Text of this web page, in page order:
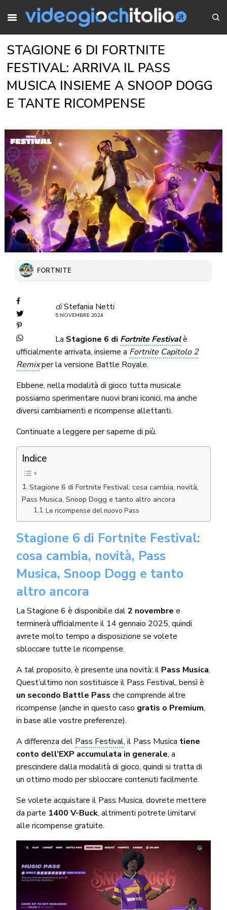
STAGIONE 6 DI FORTNITE
FESTIVAL: ARRIVA IL PASS
MUSICA INSIEME A SNOOP DOGG
E TANTE RICOMPENSE
FORTNITE
diStefania Netti
5 NOVEMBRE 2024
La Stagione 6 di Fortnite Festivalè
ufficialmente arrivata, insieme a Fortnite Capitolo 2
Remixper la versione Battle Royale.
Ebbene, nella modalità di gioco tutta musicale
possiamo sperimentare nuovi brani iconici, ma anche
diversi cambiamenti e ricompense allettanti.
Continuate a leggere per saperne di più.
Indice
Stagione 6 di Fortnite Festival: cosa cambia, novità,
Pass Musica, Snoop Dogg e tanto altro ancora
Le ricompense del nuovo Pass
Stagione 6 di Fortnite Festival:
cosa cambia, novità, Pass
Musica, Snoop Dogg e tanto
altro ancora
La Stagione 6 è disponibile dal2 novembre e
terminerà ufficialmente il 14 gennaio 2025, quindi
avrete molto tempo a disposizione se volete
sbloccare tutte le ricompense.
A tal proposito, è presente una novità: il Pass Musica.
Quest’ultimo non sostituisce il Pass Festival, bensì è
un secondo Battle Pass che comprende altre
ricompense (anche in questo caso gratis o Premium,
in base alle vostre preferenze).
A differenza del Pass Festival, il Pass Musica tiene
conto dell’EXP accumulata in generale, a
prescindere dalla modalità di gioco, quindi si tratta di
un ottimo modo per sbloccare contenuti facilmente.
Se volete acquistare il Pass Musica, dovrete mettere
da parte 1400 V-Buck, altrimenti potrete limitarvi
alle ricompense gratuite.